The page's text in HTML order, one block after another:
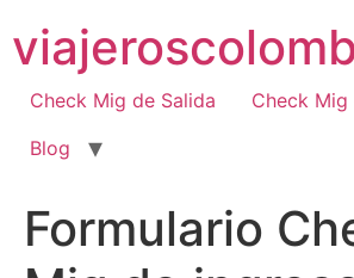
al
contenido
Check Mig de Salida
Check
Blog
Formulario